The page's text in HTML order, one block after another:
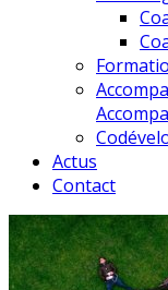
Actus
Contact